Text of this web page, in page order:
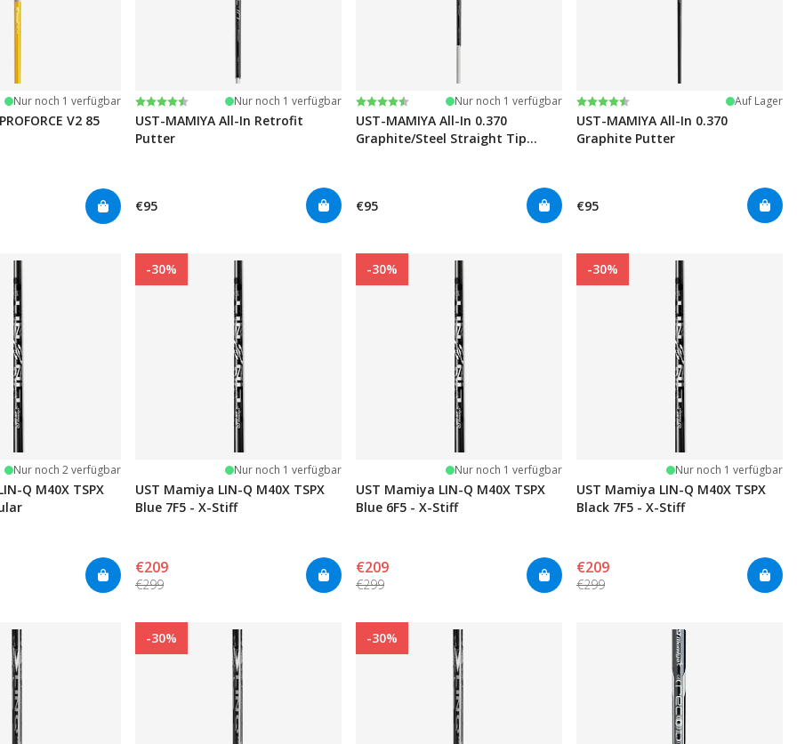
Nur noch 1 verfügbar
V2 85
Bewertung:
4.8 von 5 SternenNur noch 1 verfügbar
UST-MAMIYA All-In Retrofit
Putter
€95
Bewertung:
4.8 von 5 SternenNur noch 1 verfügbar
UST-MAMIYA All-In 0.370
Graphite/Steel Straight Tip
€95
Bewertung:
4.8 von 5 Sternen Auf Lager
UST-MAMIYA All-In 0.370
Graphite Putter
€95
Nur noch 2 verfügbar
Q M40X TSPX
-30%
Nur noch 1 verfügbar
UST Mamiya LIN-Q M40X TSPX
Blue 7F5 - X-Stiff
€209
€299
-30%
Nur noch 1 verfügbar
UST Mamiya LIN-Q M40X TSPX
Blue 6F5 - X-Stiff
€209
€299
-30%
Nur noch 1 verfügbar
UST Mamiya LIN-Q M40X TSPX
Black 7F5 - X-Stiff
€209
€299
-30% -30%